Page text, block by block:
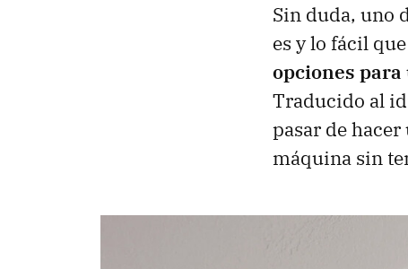
Sin duda, uno
es y lo fácil
opciones
Traducido al
pasar de
máquina sin